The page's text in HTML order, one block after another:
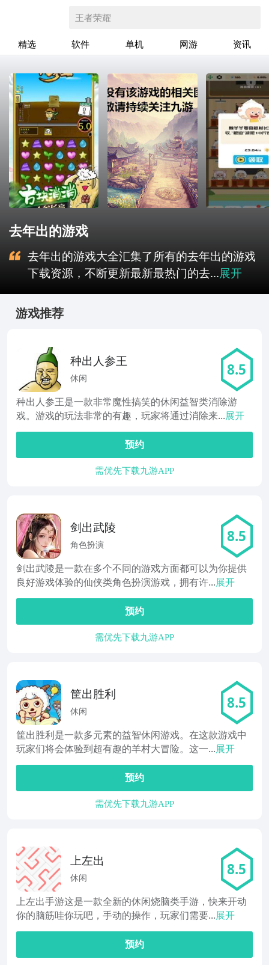
王者荣耀
精选 软件 单机 网游 资讯
去年出的游戏
去年出的游戏大全汇集了所有的去年出的游戏
下载资源，不断更新最新最热门的去...展开
游戏推荐
种出人参王
休闲 8.5
种出人参王是一款非常魔性搞笑的休闲益智类消除游
戏。游戏的玩法非常的有趣，玩家将通过消除来...展开
预约
需优先下载九游APP
剑出武陵
角色扮演 8.5
剑出武陵是一款在多个不同的游戏方面都可以为你提供
良好游戏体验的仙侠类角色扮演游戏，拥有许...展开
预约
需优先下载九游APP
筐出胜利
休闲 8.5
筐出胜利是一款多元素的益智休闲游戏。在这款游戏中
玩家们将会体验到超有趣的羊村大冒险。这一...展开
预约
需优先下载九游APP
上左出
休闲 8.5
上左出手游这是一款全新的休闲烧脑类手游，快来开动
你的脑筋哇你玩吧，手动的操作，玩家们需要...展开
预约